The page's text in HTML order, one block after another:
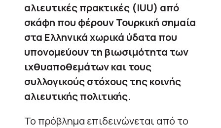
αλιευτικές πρακτικές (IUU) από
σκάφη που φέρουν Τουρκική σημαία
στα Ελληνικά χωρικά ύδατα που
υπονομεύουν τη βιωσιμότητα των
ιχθυαποθεμάτων και τους
συλλογικούς στόχους της κοινής
αλιευτικής πολιτικής.
Το πρόβλημα επιδεινώνεται από το